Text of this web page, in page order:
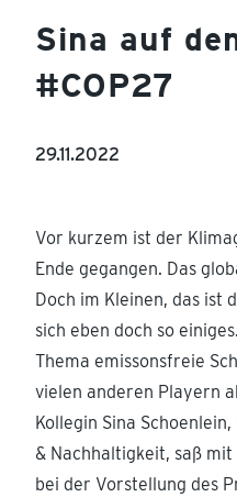
Sina auf
#COP27
29.11.2022
Vor kurzem ist der
Ende gegangen. Das
Doch im Kleinen, das ist
sich eben doch so
Thema emissonsfreie
vielen anderen Playern
Kollegin Sina
& Nachhaltigkeit, saß
bei der Vorstellung des